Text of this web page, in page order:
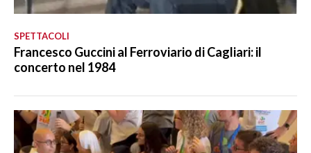
SPETTACOLI
Francesco Guccini al Ferroviario di Cagliari: il
concerto nel 1984